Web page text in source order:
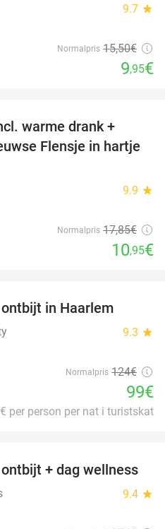
9.7 star
Normalpris 15,50€
9,95€
warme drank +
Flensje in hartje
9.9 star
Normalpris 17,85€
10,95€
in Haarlem
9.3 star
Normalpris 124€
99€
per person per nat i turistskat
47%
+ dag wellness
9.4 star